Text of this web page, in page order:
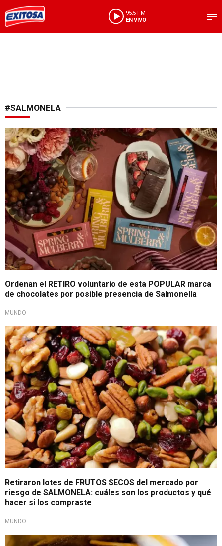
95.5 FM
EN VIVO
#SALMONELA
Alerta alimentaria
Ordenan el RETIRO voluntario de esta POPULAR marca
de chocolates por posible presencia de Salmonella
MUNDO
¡Alerta!
Retiraron lotes de FRUTOS SECOS del mercado por
riesgo de SALMONELA: cuáles son los productos y qué
hacer si los compraste
MUNDO
Grave riesgo a la salud